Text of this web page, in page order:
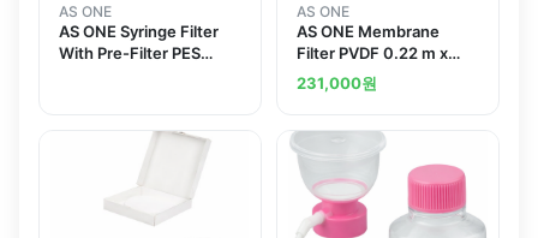
AS ONE
AS ONE Syringe Filter
With Pre-Filter PES
AS ONE
AS ONE Membrane
Filter PVDF 0.22 m x
47mm 200 Pieces
047022MFPVDFand
231,000원